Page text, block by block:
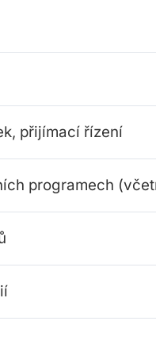
přijímací řízení
programech